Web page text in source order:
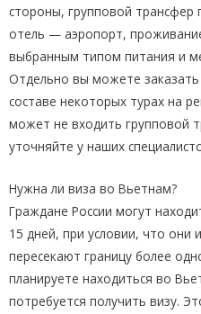
стороны, групповой
отель — аэропорт,
выбранным типом питания и
Отдельно вы можете
составе некоторых турах на
может не входить групповой
уточняйте у наших
Нужна ли виза во Вьетнам?
Граждане России могут
15 дней, при условии, что
пересекают границу более
планируете находиться во
потребуется получить визу.